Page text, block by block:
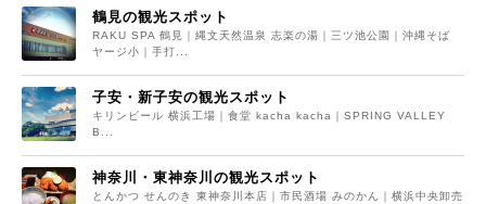
鶴見の観光スポット
RAKU SPA 鶴見｜縄文天然温泉 志楽の湯｜三ツ池公園｜沖縄そば
ヤージ小｜手打...
子安・新子安の観光スポット
キリンビール 横浜工場｜食堂 kacha kacha｜SPRING VALLEY
B...
神奈川・東神奈川の観光スポット
とんかつ せんのき 東神奈川本店｜市民酒場 みのかん｜横浜中央卸売